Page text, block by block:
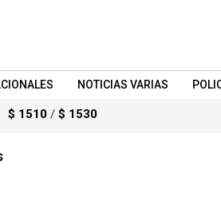
NOTICIAS VARIAS
$ 1510 / $ 1530